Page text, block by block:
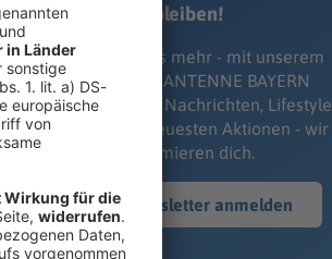
bleiben!
Verpass' nichts mehr - mit unserem
kostenlosen ANTENNE BAYERN
Newsletter. Ob Nachrichten, Lifestyle
oder unsere neuesten Aktionen - wir
informieren dich.
Zum Newsletter anmelden